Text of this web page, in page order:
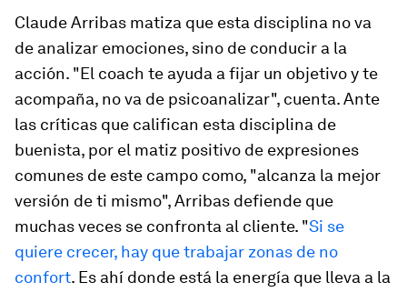
Claude Arribas matiza que esta disciplina no va
de analizar emociones, sino de conducir a la
acción. "El coach te ayuda a fijar un objetivo y te
acompaña, no va de psicoanalizar", cuenta. Ante
las críticas que califican esta disciplina de
buenista, por el matiz positivo de expresiones
comunes de este campo como, "alcanza la mejor
versión de ti mismo", Arribas defiende que
muchas veces se confronta al cliente. "Si se
quiere crecer, hay que trabajar zonas de no
confort. Es ahí donde está la energía que lleva a la